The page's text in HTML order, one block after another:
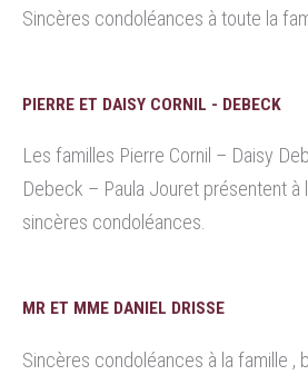
Sincères condoléances à toute la
PIERRE ET DAISY CORNIL - DEBECK
Les familles Pierre Cornil – Daisy
Debeck – Paula Jouret présentent à
sincères condoléances.
MR ET MME DANIEL DRISSE
Sincères condoléances à la famille ,